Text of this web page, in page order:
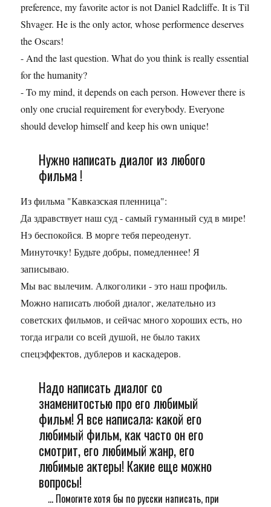
preference, my favorite actor is not Daniel Radcliffe. It is Til
Shvager. He is the only actor, whose performence deserves
the Oscars!
- And the last question. What do you think is really essential
for the humanity?
- To my mind, it depends on each person. However there is
only one crucial requirement for everybody. Everyone
should develop himself and keep his own unique!
Нужно написать диалог из любого
фильма !
Из фильма "Кавказская пленница":
Да здравствует наш суд - самый гуманный суд в мире!
Нэ беспокойся. В морге тебя переоденут.
Минуточку! Будьте добры, помедленнее! Я
записываю.
Мы вас вылечим. Алкоголики - это наш профиль.
Можно написать любой диалог, желательно из
советских фильмов, и сейчас много хороших есть, но
тогда играли со всей душой, не было таких
спецэффектов, дублеров и каскадеров.
Надо написать диалог со
знаменитостью про его любимый
фильм! Я все написала: какой его
любимый фильм, как часто он его
смотрит, его любимый жанр, его
любимые актеры! Какие еще можно
вопросы!
... Помогите хотя бы по русски написать, при